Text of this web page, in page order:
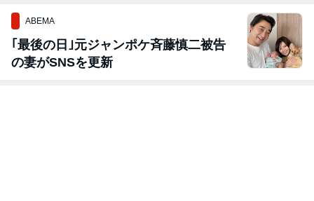
ABEMA
｢最後の日｣元ジャンポケ斉藤慎二被告
の妻がSNSを更新